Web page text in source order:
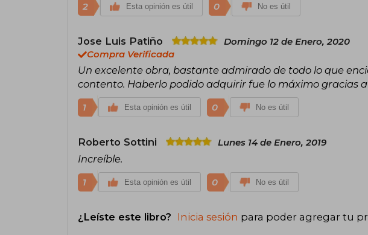
2 Esta opinión es útil 0 No es útil
Jose Luis Patiño
Domingo 12 de Enero, 2020
Compra Verificada
Un excelente obra, bastante admirado de todo lo que
contento. Haberlo podido adquirir fue lo máximo gracias
1 Esta opinión es útil 0 No es útil
Roberto Sottini Lunes 14 de Enero, 2019
Increíble.
1 Esta opinión es útil 0 No es útil
¿Leíste este libro? Inicia sesión para poder agregar tu